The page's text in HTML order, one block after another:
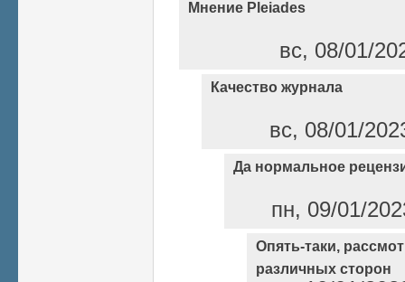
Мнение Pleiades
вс, 08/01/
Качество журнала
вс, 08/01/
Да нормальное
пн, 09/01/
Опять-таки,
различных сторон